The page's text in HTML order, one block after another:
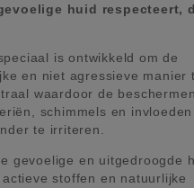
huid respecteert,
is ontwikkeld om de
en niet agressieve manier
waardoor de
schimmels en
te irriteren.
gevoelige en uitgedroogde
stoffen en natuurlijke